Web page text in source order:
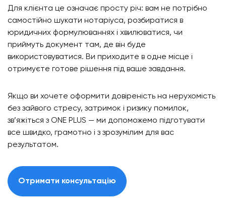
Для клієнта це означає просту річ: вам не потрібно
самостійно шукати нотаріуса, розбиратися в
юридичних формулюваннях і хвилюватися, чи
приймуть документ там, де він буде
використовуватися. Ви приходите в одне місце і
отримуєте готове рішення під ваше завдання.
Якщо ви хочете оформити довіреність на нерухомість
без зайвого стресу, затримок і ризику помилок,
зв’яжіться з ONE PLUS — ми допоможемо підготувати
все швидко, грамотно і з зрозумілим для вас
результатом.
Отримати консультацію